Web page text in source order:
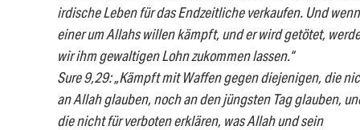
irdische Leben für das Endzeitliche verkaufen. Und wenn
einer um Allahs willen kämpft, und er wird getötet,
wir ihm gewaltigen Lohn zukommen lassen.“
Sure 9,29: „Kämpft mit Waffen gegen diejenigen, die
an Allah glauben, noch an den jüngsten Tag glauben,
die nicht für verboten erklären, was Allah und sein